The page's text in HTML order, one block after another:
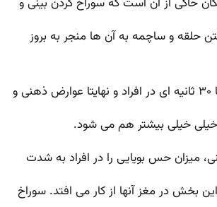
حلقه و ساچمه به آن ها منجر به بروز
خیلی بیشتر هم می شود.
میزان حس بویایی را در افراد به شدت
بخش در مغز آنها از کار می افتد. سوراخ